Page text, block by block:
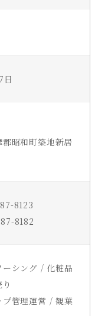
日
昭和町築地新居
8123
8182
ーシング / 化粧品
プ管理運営 / 観葉